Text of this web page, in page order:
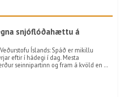
snjóflóðahættu á
Íslands: Spáð er mikillu
eftir í hádegi í dag. Mesta
seinnipartinn og fram á kvöld en …